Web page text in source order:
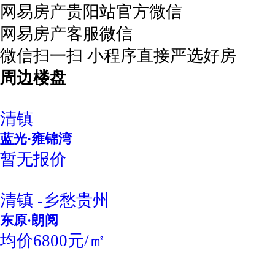
网易房产贵阳站官方微信
网易房产客服微信
微信扫一扫 小程序直接严选好房
周边楼盘
清镇
蓝光·雍锦湾
暂无报价
清镇 -乡愁贵州
东原·朗阅
均价6800元/㎡